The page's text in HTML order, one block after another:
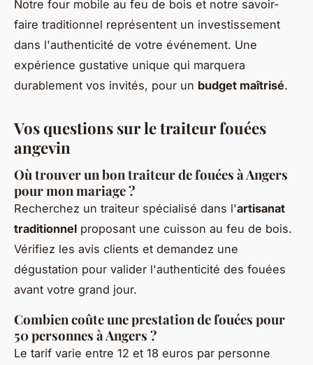
Notre four mobile au feu de bois et notre savoir-
faire traditionnel représentent un investissement
dans l'authenticité de votre événement. Une
expérience gustative unique qui marquera
durablement vos invités, pour un budget maîtrisé.
Vos questions sur le traiteur fouées
angevin
Où trouver un bon traiteur de fouées à Angers
pour mon mariage ?
Recherchez un traiteur spécialisé dans l'artisanat
traditionnel proposant une cuisson au feu de bois.
Vérifiez les avis clients et demandez une
dégustation pour valider l'authenticité des fouées
avant votre grand jour.
Combien coûte une prestation de fouées pour
50 personnes à Angers ?
Le tarif varie entre 12 et 18 euros par personne